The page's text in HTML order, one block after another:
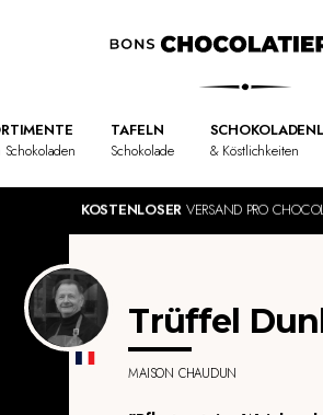
TAFELN
Schokolade
& Köstlichkeiten
KOSTENLOSER VERSAND PRO
Trüffel
MAISON CHAUDUN